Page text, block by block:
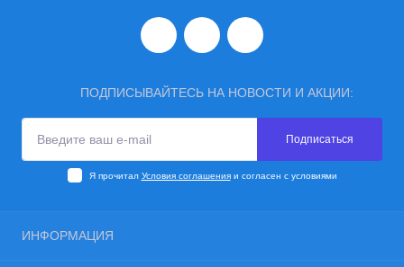
ПОДПИСЫВАЙТЕСЬ НА НОВОСТИ И АКЦИИ:
Подписаться
Я прочитал Условия соглашенияи согласен с условиями
ИНФОРМАЦИЯ